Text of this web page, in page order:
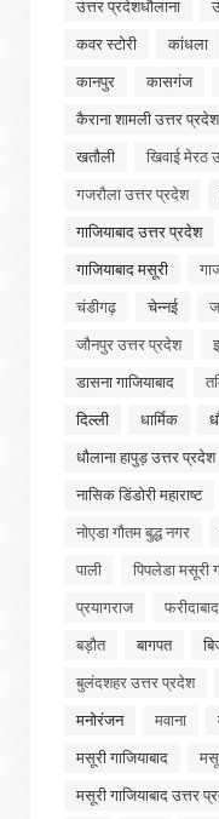
उत्तर प्रदेशधौलाना
कवर स्टोरी
कांधला
कानपुर
कासगंज
कैराना शामली उत्तर प्रदेश
खतौली
खिवाई मेरठ
गजरौला उत्तर प्रदेश
गाजियाबाद उत्तर प्रदेश
गाजियाबाद मसूरी
चंडीगढ़
चेन्नई
जौनपुर उत्तर प्रदेश
डासना गाजियाबाद
दिल्ली
धार्मिक
धौलाना हापुड़ उत्तर प्रदेश
नासिक डिंडोरी महाराष्ट
नोएडा गौतम बुद्ध नगर
पाली
पिपलेडा मसूरी
प्रयागराज
बड़ौत
बागपत
बुलंदशहर उत्तर प्रदेश
मनोरंजन
मवाना
मसूरी गाजियाबाद
मसूरी गाजियाबाद उत्तर